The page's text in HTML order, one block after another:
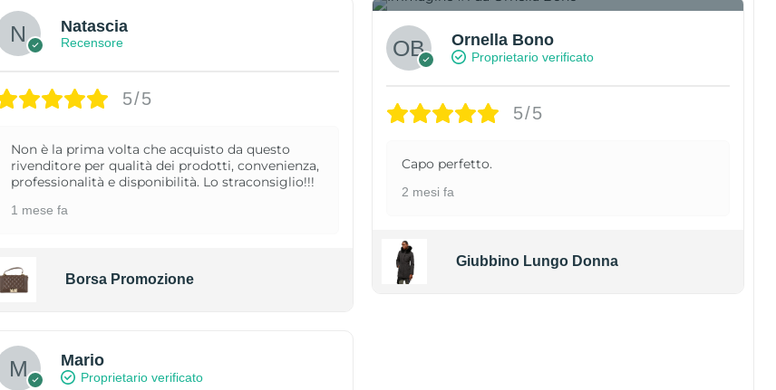
Natascia
Recensore
5/5
Non è la prima volta che acquisto da questo
rivenditore per qualità dei prodotti, convenienza,
professionalità e disponibilità. Lo straconsiglio!!!
1 mese fa
Borsa Promozione
Mario
Proprietario verificato
Ornella Bono
Proprietario verificato
5/5
Capo perfetto.
2 mesi fa
Giubbino Lungo Donna